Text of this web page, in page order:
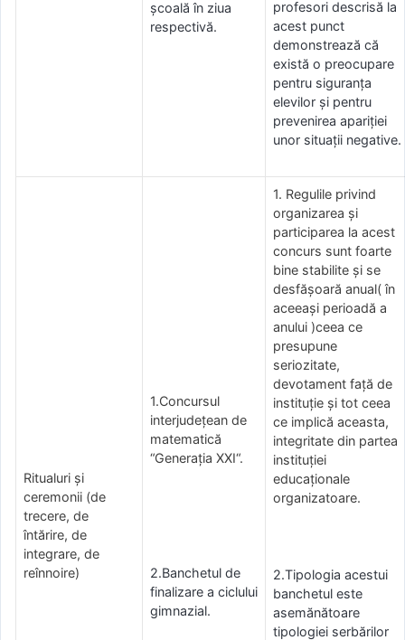
școală în ziua
respectivă.
profesori descrisă la
acest punct
demonstrează că
există o preocupare
pentru siguranța
elevilor și pentru
prevenirea apariției
unor situații negative.
Ritualuri şi
ceremonii (de
trecere, de
întărire, de
integrare, de
reînnoire)
1.Concursul
interjudețean de
matematică
“Generaţia XXI“.
2.Banchetul de
finalizare a ciclului
gimnazial.
1. Regulile privind
organizarea și
participarea la acest
concurs sunt foarte
bine stabilite și se
desfășoară anual( în
aceeași perioadă a
anului )ceea ce
presupune
seriozitate,
devotament față de
instituție și tot ceea
ce implică aceasta,
integritate din partea
instituției
educaționale
organizatoare.
2.Tipologia acestui
banchetul este
asemănătoare
tipologiei serbărilor